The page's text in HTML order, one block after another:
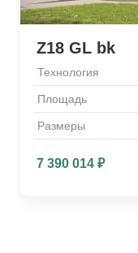
Z18 GL bk
Технология
Площадь
Размеры
7 390 014₽